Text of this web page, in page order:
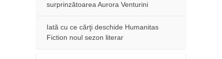
surprinzătoarea Aurora Venturini
Iată cu ce cărţi deschide Humanitas
Fiction noul sezon literar